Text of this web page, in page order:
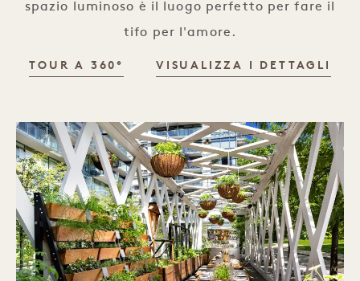
spazio luminoso è il luogo perfetto per fare il
tifo per l'amore.
TOUR A 360° VISUALIZZA I DETTAGLI